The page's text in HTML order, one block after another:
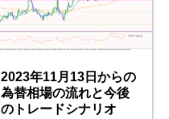
2023年11月13日からの
為替相場の流れと今後
のトレードシナリオ